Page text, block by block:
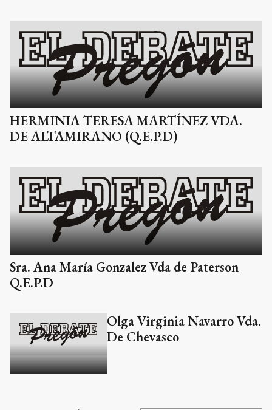
HERMINIA TERESA MARTÍNEZ VDA.
DE ALTAMIRANO (Q.E.P.D)
Sra. Ana María Gonzalez Vda de Paterson
Q.E.P.D
Olga Virginia Navarro Vda.
De Chevasco